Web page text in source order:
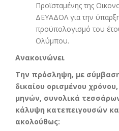
Προϊσταμένης της
ΔΕΥΑΔΟΛ για την
προϋπολογισμό του
Ολύμπου.
Ανακοινώνει
Την πρόσληψη, με
δικαίου ορισμένου
μηνών, συνολικά
κάλυψη κατεπειγουσών
ακολούθως: